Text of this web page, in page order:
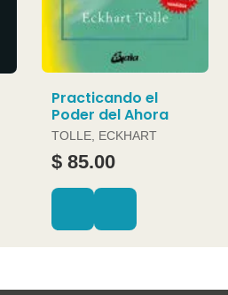
Practicando el
Poder del Ahora
TOLLE, ECKHART
$ 85.00